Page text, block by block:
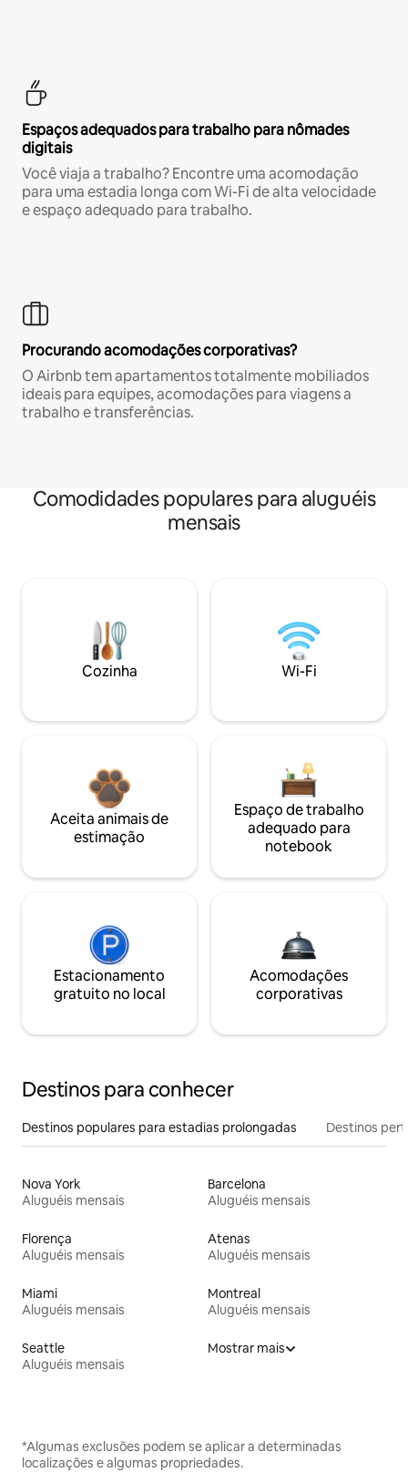
Espaços adequados para trabalho para nômades
digitais
Você viaja a trabalho? Encontre uma acomodação
para uma estadia longa com Wi-Fi de alta velocidade
e espaço adequado para trabalho.
Procurando acomodações corporativas?
O Airbnb tem apartamentos totalmente mobiliados
ideais para equipes, acomodações para viagens a
trabalho e transferências.
Comodidades populares para aluguéis
mensais
Cozinha Wi-Fi
Aceita animais de
estimação
Espaço de trabalho
adequado para
notebook
Estacionamento
gratuito no local
Acomodações
corporativas
Destinos para conhecer
Destinos populares para estadias prolongadas Destinos
Nova York
Aluguéis mensais
Barcelona
Aluguéis mensais
Florença
Aluguéis mensais
Atenas
Aluguéis mensais
Miami
Aluguéis mensais
Montreal
Aluguéis mensais
Seattle
Aluguéis mensais
Mostrar mais
*Algumas exclusões podem se aplicar a determinadas
localizações e algumas propriedades.